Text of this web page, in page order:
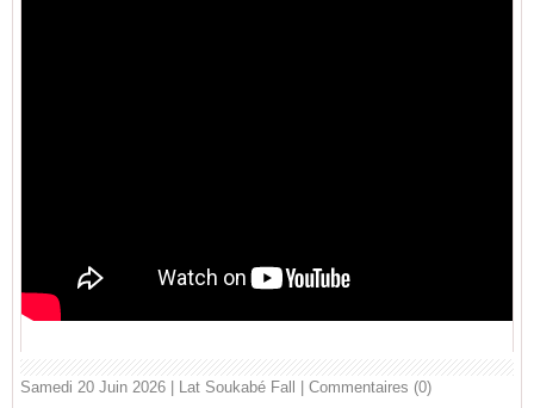
Samedi 20 Juin 2026 | Lat Soukabé Fall | Commentaires (0)